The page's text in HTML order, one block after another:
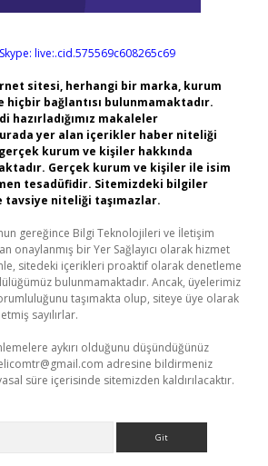
Skype: live:.cid.575569c608265c69
sitesi, herhangi bir marka, kurum
hiçbir bağlantısı bulunmamaktadır.
hazırladığımız makaleler
yer alan içerikler haber niteliği
kurum ve kişiler hakkında
Gerçek kurum ve kişiler ile isim
tesadüfidir. Sitemizdeki bilgiler
niteliği taşımazlar.
gereğince Bilgi Teknolojileri ve İletişim
onaylanmış bir Yer Sağlayıcı olarak hizmet
sitedeki içerikleri proaktif olarak denetleme
bulunmamaktadır. Ancak, üyelerimiz
taşımakta olup, siteye üye olarak
sayılırlar.
aykırı olduğunu düşündüğünüz
adresine bildirmeniz
süre içerisinde sitemizden kaldırılacaktır.